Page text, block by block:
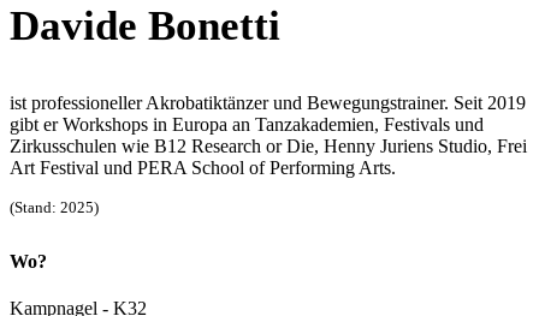
Davide Bonetti
ist professioneller Akrobatiktänzer und Bewegungstrainer. Seit 2019
gibt er Workshops in Europa an Tanzakademien, Festivals und
Zirkusschulen wie B12 Research or Die, Henny Juriens Studio, Frei
Art Festival und PERA School of Performing Arts.
(Stand: 2025)
Wo?
Kampnagel - K32